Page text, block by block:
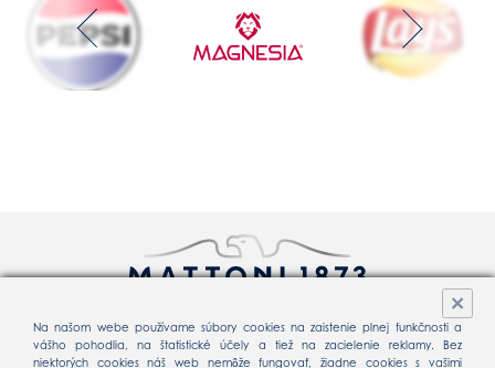
Spracovanie osobných údajov Cookie
×
Na našom webe používame súbory cookies na zaistenie plnej funkčnosti a
vášho pohodlia, na štatistické účely a tiež na zacielenie reklamy. Bez
niektorých cookies náš web nemôže fungovať, žiadne cookies s vašimi